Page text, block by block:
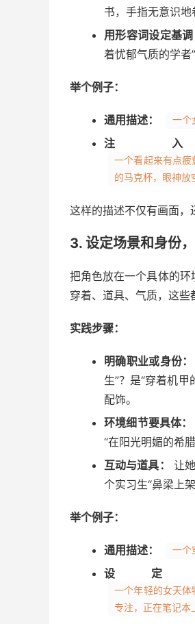
书，手指无意识地
用形容词设定基调
着忧郁气质的学者
举个例子：
通用描述： 一个
注
一个看起来有点
的马克杯，眼神放
这样的描述不仅有画面，
3. 设定场景和身份
把角色放在一个具体的
穿着、道具、气质，这些
实践步骤：
明确职业或身份：
生”？是“穿着机
配饰。
环境细节要具体：
“在阳光明媚的希
互动与道具：
让
个实习生“鼻梁上
举个例子：
通用描述： 一个
设
一个年轻的女天
专注，正在笔记本